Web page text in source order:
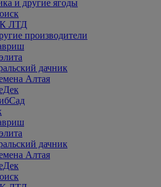
и другие ягоды
ЛТД
производители
дачник
Алтая
дачник
Алтая